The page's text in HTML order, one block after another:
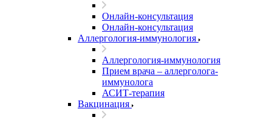
Онлайн-консультация
Онлайн-консультация
Аллергология-иммунология
Аллергология-иммунология
Прием врача – аллерголога-
иммунолога
АСИТ-терапия
Вакцинация